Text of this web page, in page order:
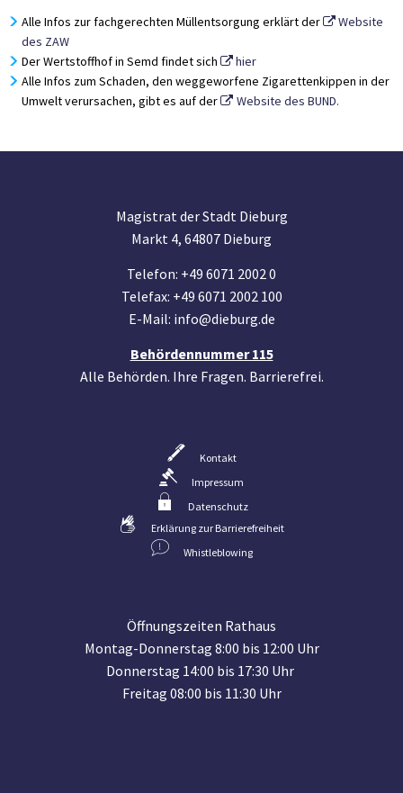
Alle Infos zur fachgerechten Müllentsorgung erklärt der
Website
des ZAW
Der Wertstoffhof in Semd findet sich
hier
Alle Infos zum Schaden, den weggeworfene Zigarettenkippen in der
Umwelt verursachen, gibt es auf der
Website des BUND.
Magistrat der Stadt Dieburg
Markt 4, 64807 Dieburg
Telefon: +49 6071 2002 0
Telefax: +49 6071 2002 100
E-Mail: info@dieburg.de
Behördennummer 115
Alle Behörden. Ihre Fragen. Barrierefrei.
Kontakt
Impressum
Datenschutz
Erklärung zur Barrierefreiheit
Whistleblowing
Öffnungszeiten Rathaus
Montag-Donnerstag 8:00 bis 12:00 Uhr
Donnerstag 14:00 bis 17:30 Uhr
Freitag 08:00 bis 11:30 Uhr